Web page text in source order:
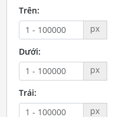
Trên:
px
Dưới:
px
Trái:
px